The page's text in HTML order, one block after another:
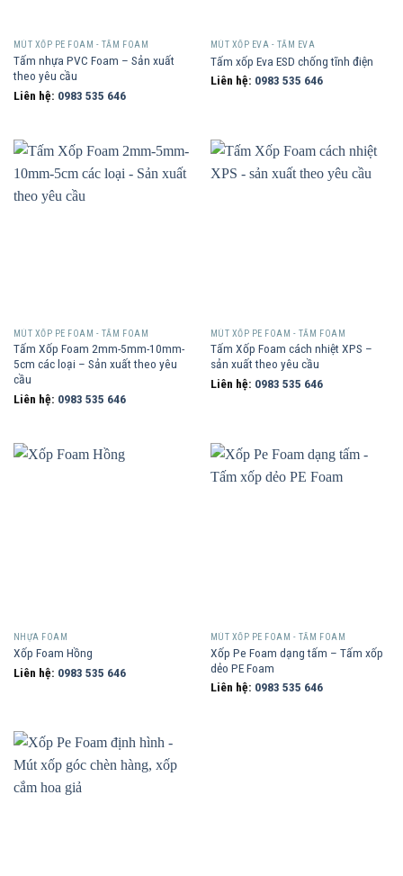
MÚT XỐP PE FOAM - TẤM FOAM
Tấm nhựa PVC Foam – Sản xuất
theo yêu cầu
Liên hệ: 0983 535 646
MÚT XỐP EVA - TẤM EVA
Tấm xốp Eva ESD chống tĩnh điện
Liên hệ: 0983 535 646
MÚT XỐP PE FOAM - TẤM FOAM
Tấm Xốp Foam 2mm-5mm-10mm-
5cm các loại – Sản xuất theo yêu
cầu
Liên hệ: 0983 535 646
MÚT XỐP PE FOAM - TẤM FOAM
Tấm Xốp Foam cách nhiệt XPS –
sản xuất theo yêu cầu
Liên hệ: 0983 535 646
NHỰA FOAM
Xốp Foam Hồng
Liên hệ: 0983 535 646
MÚT XỐP PE FOAM - TẤM FOAM
Xốp Pe Foam dạng tấm – Tấm xốp
dẻo PE Foam
Liên hệ: 0983 535 646